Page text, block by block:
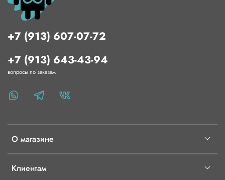
О магазине
Клиентам
+7 (913) 607-07-72
+7 (913) 643-43-94
вопросы по заказам